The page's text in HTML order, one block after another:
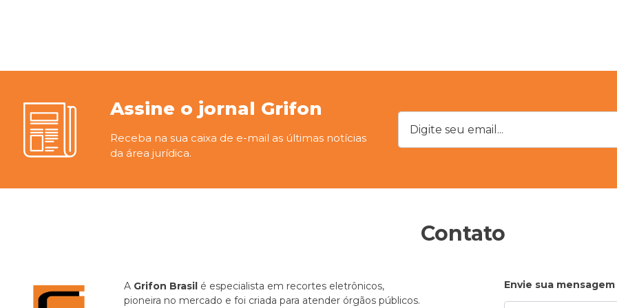
Assine o jornal Grifon
Receba na sua caixa de e-mail as últimas notícias
da área jurídica.
Digite seu email...
Contato
A Grifon Brasil é especialista em recortes eletrônicos,
pioneira no mercado e foi criada para atender órgãos públicos.
Envie sua mensagem